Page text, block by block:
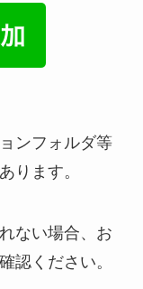
ンフォルダ等
ります。
ない場合、お
認ください。